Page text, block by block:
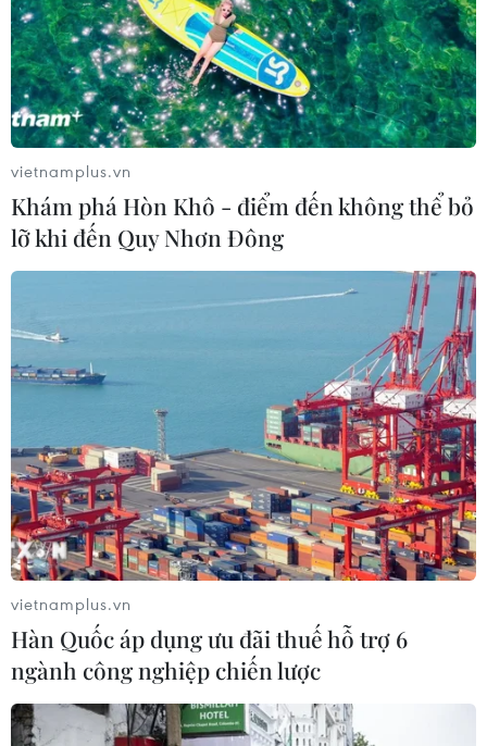
vietnamplus.vn
Khám phá Hòn Khô - điểm đến không thể bỏ
lỡ khi đến Quy Nhơn Đông
vietnamplus.vn
Hàn Quốc áp dụng ưu đãi thuế hỗ trợ 6
ngành công nghiệp chiến lược